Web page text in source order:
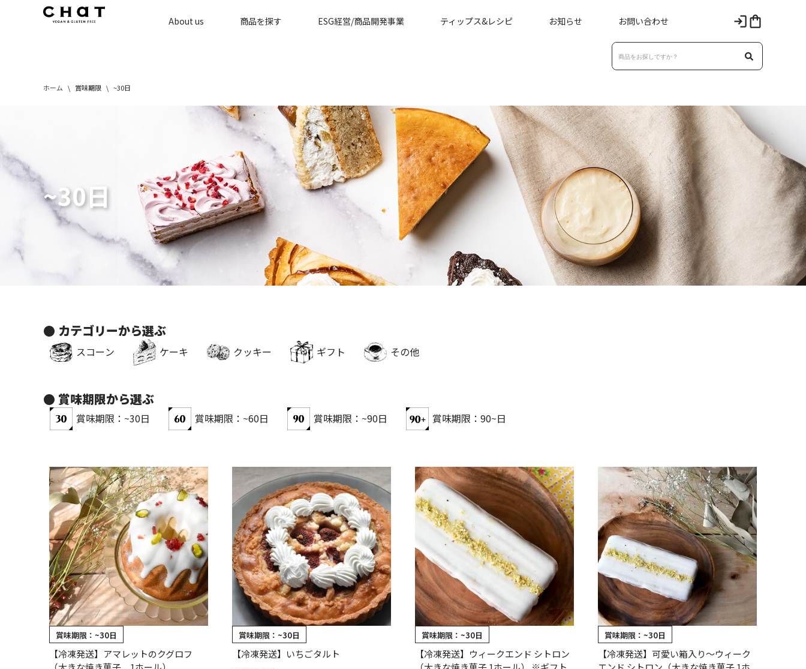
ッ
プ
About us 商品を探す ESG経営/商品開発事業 ティップス&レシピ お知らせ お問い合わせ
ホーム \ 賞味期限 \ ~30日
~30日
● カテゴリーから選ぶ​
スコーン ケーキ クッキー ギフト その他
● 賞味期限から選ぶ
賞味期限：~30日 賞味期限：~60日 賞味期限：~90日 賞味期限：90~日
賞味期限： ~30日
【冷凍発送】アマレットのクグロフ
賞味期限： ~30日
【冷凍発送】いちごタルト
賞味期限： ~30日
【冷凍発送】ウィークエンド シトロン
賞味期限： ~30日
【冷凍発送】可愛い箱入り〜ウィーク